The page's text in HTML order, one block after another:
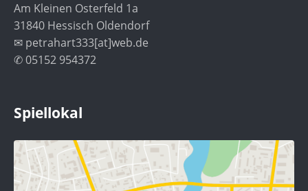
Am Kleinen Osterfeld 1a
31840 Hessisch Oldendorf
✉ petrahart333[at]web.de
✆ 05152 954372
Spiellokal